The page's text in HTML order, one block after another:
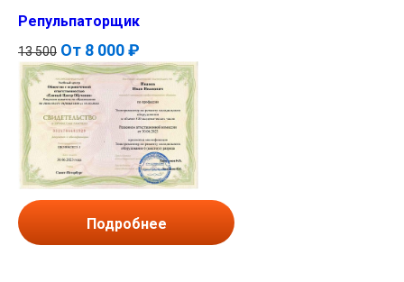
Репульпаторщик
13 500 От 8 000 ₽
Подробнее